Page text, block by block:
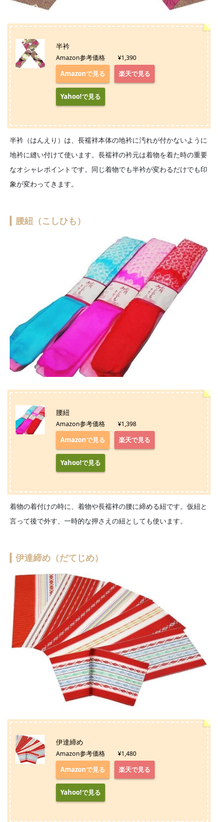
半衿
Amazon参考価格 ¥1,390
Amazonで見る 楽天で見る
Yahoo!で見る
半衿（はんえり）は、長襦袢本体の地衿に汚れが付かないように
地衿に縫い付けて使います。長襦袢の衿元は着物を着た時の重要
なオシャレポイントです。同じ着物でも半衿が変わるだけでも印
象が変わってきます。
腰紐（こしひも）
腰紐
Amazon参考価格 ¥1,398
Amazonで見る 楽天で見る
Yahoo!で見る
着物の着付けの時に、着物や長襦袢の腰に締める紐です。仮紐と
言って後で外す、一時的な押さえの紐としても使います。
伊達締め（だてじめ）
伊達締め
Amazon参考価格 ¥1,480
Amazonで見る 楽天で見る
Yahoo!で見る